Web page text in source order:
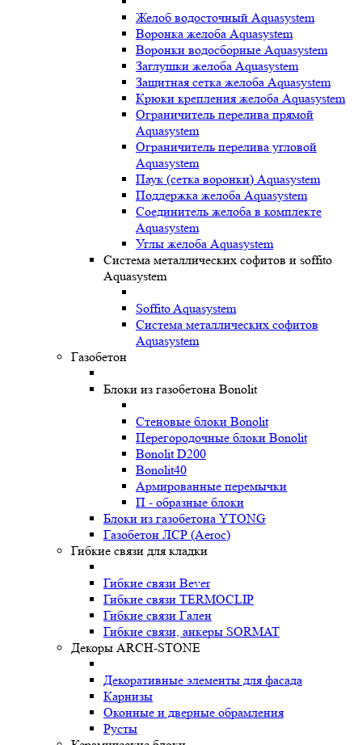
Желоб водосточный Aquasystem
Воронка желоба Aquasystem
Воронки водосборные Aquasystem
Заглушки желоба Aquasystem
Защитная сетка желоба Aquasystem
Крюки крепления желоба Aquasystem
Ограничитель перелива прямой
Aquasystem
Ограничитель перелива угловой
Aquasystem
Паук (сетка воронки) Aquasystem
Поддержка желоба Aquasystem
Соединитель желоба в комплекте
Aquasystem
Углы желоба Aquasystem
Система металлических софитов и soffito
Aquasystem
Soffito Aquasystem
Система металлических софитов
Aquasystem
Газобетон
Блоки из газобетона Bonolit
Стеновые блоки Bonolit
Перегородочные блоки Bonolit
Bonolit D200
Bonolit40
Армированные перемычки
П - образные блоки
Блоки из газобетона YTONG
Газобетон ЛСР (Aeroc)
Гибкие связи для кладки
Гибкие связи Bever
Гибкие связи TERMOCLIP
Гибкие связи Гален
Гибкие связи, анкеры SORMAT
Декоры ARCH-STONE
Декоративные элементы для фасада
Карнизы
Оконные и дверные обрамления
Русты